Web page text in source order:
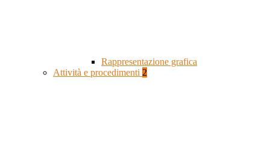
Rappresentazione grafica
Attività e procedimenti 2